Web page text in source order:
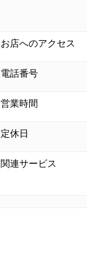
お店へのアクセス
電話番号
営業時間
定休日
関連サービス